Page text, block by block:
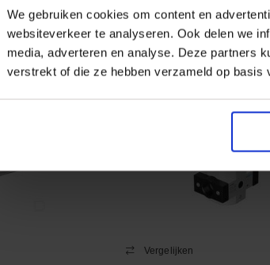
We gebruiken cookies om content en
websiteverkeer te analyseren. Ook delen we
media, adverteren en analyse. Deze partners
verstrekt of die ze hebben verzameld op basis
Vergelijken